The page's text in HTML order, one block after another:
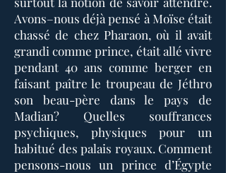
Avons–nous déjà pensé à Moïse était
chassé de chez Pharaon, où il avait
grandi comme prince, était allé vivre
pendant 40 ans comme berger en
faisant paître le troupeau de Jéthro
son beau-père dans le pays de
Madian? Quelles souffrances
psychiques, physiques pour un
habitué des palais royaux. Comment
pensons-nous un prince d’Égypte